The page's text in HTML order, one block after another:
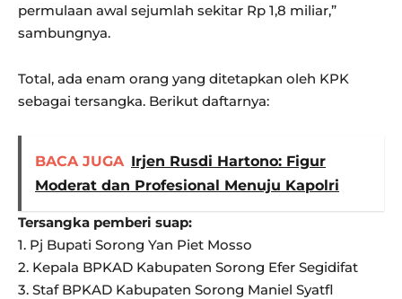
permulaan awal sejumlah sekitar Rp 1,8 miliar,”
sambungnya.
Total, ada enam orang yang ditetapkan oleh KPK
sebagai tersangka. Berikut daftarnya:
BACA JUGA Irjen Rusdi Hartono: Figur
Moderat dan Profesional Menuju Kapolri
Tersangka pemberi suap:
1. Pj Bupati Sorong Yan Piet Mosso
2. Kepala BPKAD Kabupaten Sorong Efer Segidifat
3. Staf BPKAD Kabupaten Sorong Maniel Syatfl